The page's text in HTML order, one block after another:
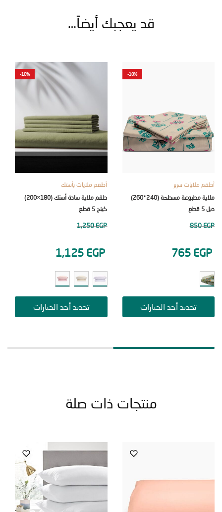
قد يعجبك أيضاً…
سرير
ملاية مطبوعة مسطحة (240*260)
765
تحديد أحد الخيارات
-10%
أطقم ملايات بأستك
طقم ملاية سادة أستك (180×200)
1,250
1,125
تحديد أحد الخيارات
منتجات ذات صلة